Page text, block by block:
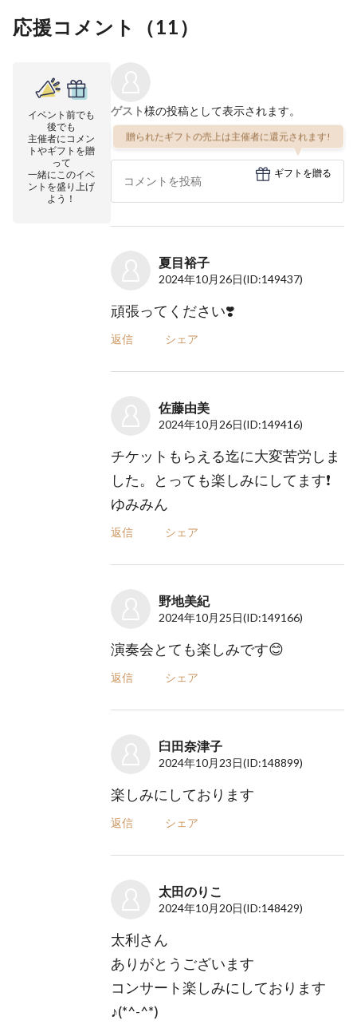
応援コメント（11）
イベント前でも
後でも
主催者にコメン
トやギフトを贈
って
一緒にこのイベ
ントを盛り上げ
よう！
ゲスト様の投稿として表示されます。
贈られたギフトの売上は主催者に還元されます!
ギフトを贈る
夏目裕子
2024年10月26日(ID:149437)
頑張ってください❣️
返信 シェア
佐藤由美
2024年10月26日(ID:149416)
チケットもらえる迄に大変苦労しま
した。とっても楽しみにしてます❗
ゆみみん
返信 シェア
野地美紀
2024年10月25日(ID:149166)
演奏会とても楽しみです😊
返信 シェア
臼田奈津子
2024年10月23日(ID:148899)
楽しみにしております
返信 シェア
太田のりこ
2024年10月20日(ID:148429)
太利さん
ありがとうございます
コンサート楽しみにしております
♪(*^-^*)